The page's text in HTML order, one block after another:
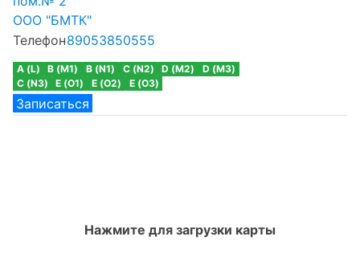
ООО "БМТК"
Телефон89053850555
A (L) B (M1) B (N1) C (N2) D (M2)
D (M3)
C (N3)
E (O1) E (O2) E (O3)
Записаться
Нажмите для загрузки карты